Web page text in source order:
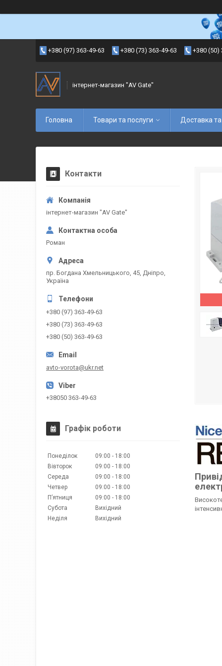
+380 (97) 363-49-63 +380 (73) 363-49-63 +380 (50)
інтернет-магазин "AV Gate"
Головна Товари та послуги Доставка
Контакти
інтернет-магазин "AV Gate"
Роман
пр. Богдана Хмельницького, 45, Дніпро,
Україна
+380 (97) 363-49-63
+380 (73) 363-49-63
+380 (50) 363-49-63
avto-vorota@ukr.net
+38050 363-49-63
Графік роботи
Понеділок 09:00
18:00
Вівторок
09:00
18:00
Середа
09:00
18:00
Четвер
09:00
18:00
Пʼятниця
09:00
18:00
Субота
Вихідний
Неділя
Вихідний